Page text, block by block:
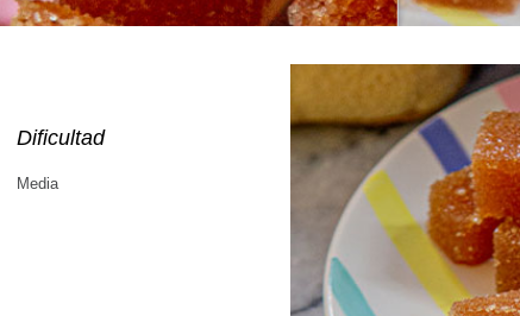
Dificultad
Media